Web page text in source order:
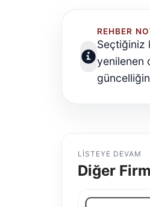
REHBER
Seçtiğiniz
yenilenen
LISTEYE DEVAM
Diğer